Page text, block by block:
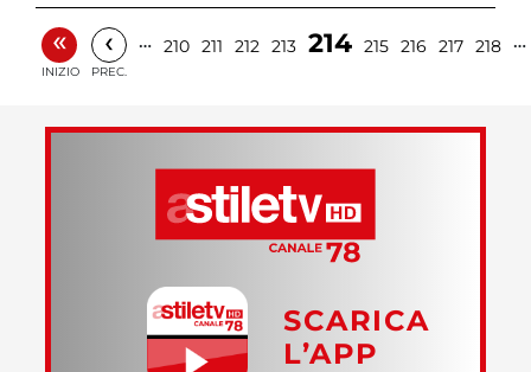
«
INIZIO
‹
PREC.
… 210 211 212 213 214 215 216 217 218 …
SCARICA
L’APP